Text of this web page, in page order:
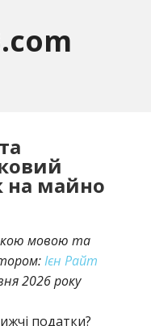
на майно
мовою та
Ієн Райт
2026 року
податки?